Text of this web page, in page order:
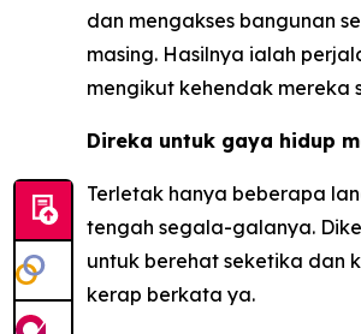
dan mengakses bangunan
masing. Hasilnya ialah
mengikut kehendak mereka
Direka untuk gaya hidup
Terletak hanya beberapa
tengah segala-galanya.
untuk berehat seketika dan
kerap berkata ya.